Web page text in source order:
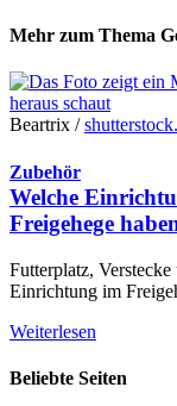
Mehr zum Thema
Beartrix /
Zubehör
Welche
Freigehege
Futterplatz,
Einrichtung im
Weiterlesen
Beliebte Seiten